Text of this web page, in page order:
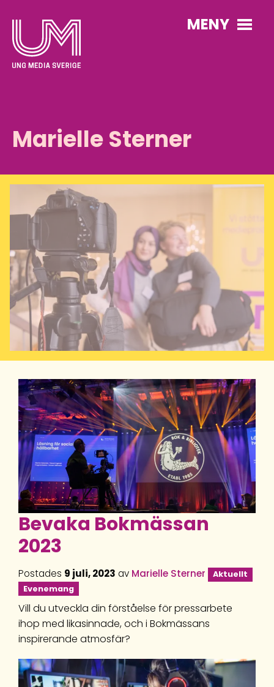
MENY
Marielle Sterner
Bevaka Bokmässan
2023
Postades 9 juli, 2023 av Marielle Sterner
Aktuellt
Evenemang
Vill du utveckla din förståelse för pressarbete
ihop med likasinnade, och i Bokmässans
inspirerande atmosfär?